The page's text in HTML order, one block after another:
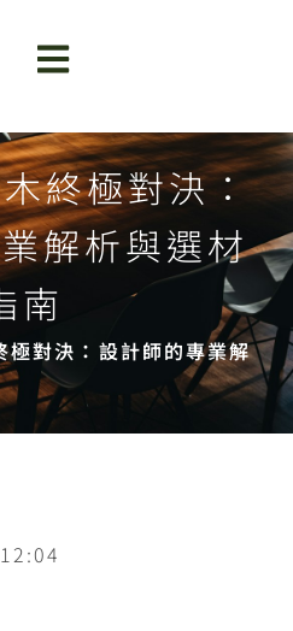
終極對決：
解析與選材
南
對決：設計師的專業解